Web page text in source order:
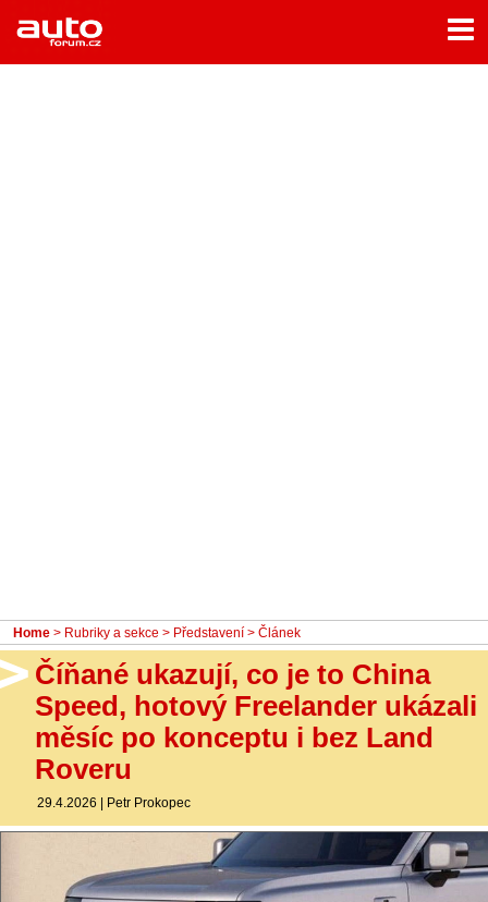
Home
Rubriky
Home > Rubriky a sekce > Představení > Článek
Číňané ukazují, co je to China
Speed, hotový Freelander ukázali
měsíc po konceptu i bez Land
Roveru
29.4.2026 | Petr Prokopec